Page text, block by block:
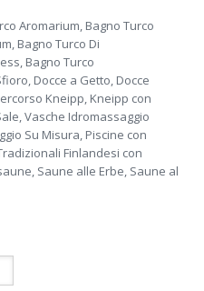
Aromarium, Bagno Turco
Bagno Turco Di
Bagno Turco
Docce a Getto, Docce
Kneipp, Kneipp con
Vasche Idromassaggio
Su Misura, Piscine con
Finlandesi con
Saune alle Erbe, Saune al